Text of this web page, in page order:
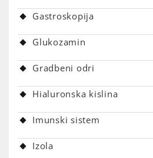
Gastroskopija
Glukozamin
Gradbeni odri
Hialuronska kislina
Imunski sistem
Izola